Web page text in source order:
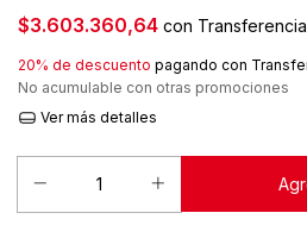
$3.603.360,64 con
20% de descuento pagando con
No acumulable con otras promociones
Ver más detalles